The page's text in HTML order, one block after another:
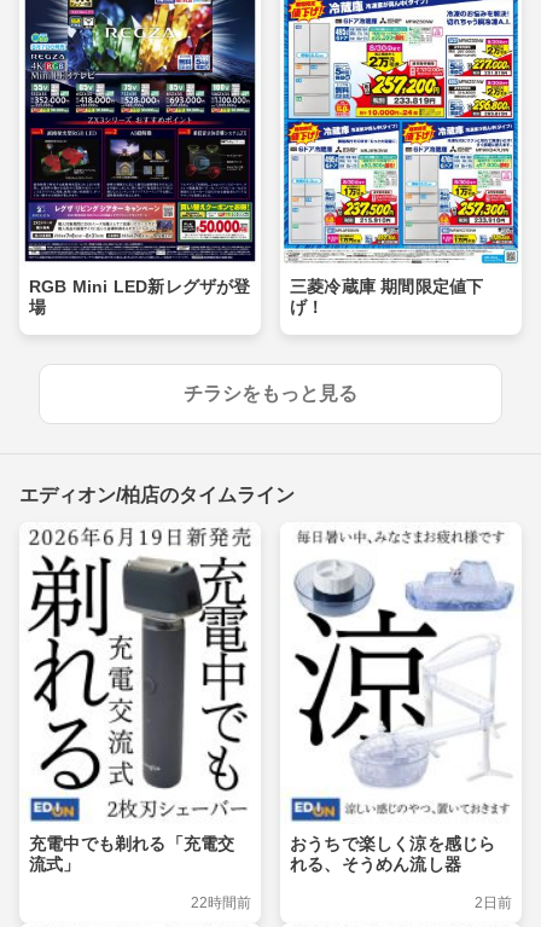
RGB Mini LED新レグザが登
場
三菱冷蔵庫 期間限定値下
げ！
チラシをもっと見る
エディオン/柏店のタイムライン
充電中でも剃れる「充電交
流式」
22時間前
おうちで楽しく涼を感じら
れる、そうめん流し器
2日前